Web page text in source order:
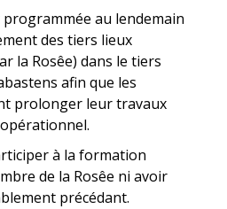
au lendemain
des tiers lieux
la Rosêe) dans le tiers
afin que les
prolonger leur travaux
à la formation
de la Rosêe ni avoir
précédant.